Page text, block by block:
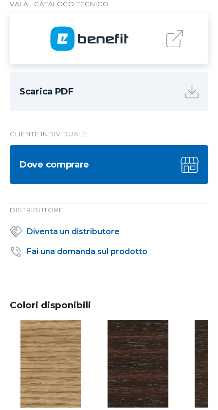
Scarica PDF
CLIENTE INDIVIDUALE:
Dove comprare
DISTRIBUTORE:
Diventa un distributore
Fai una domanda sul prodotto
Colori disponibili